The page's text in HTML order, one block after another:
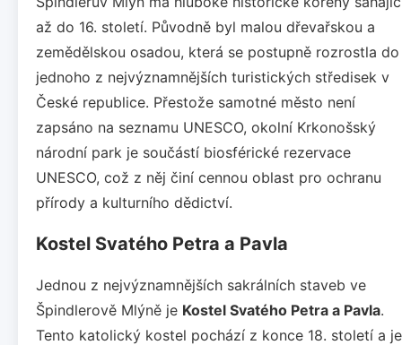
až do 16. století. Původně byl malou dřevařskou a
zemědělskou osadou, která se postupně rozrostla do
jednoho z nejvýznamnějších turistických středisek v
České republice. Přestože samotné město není
zapsáno na seznamu UNESCO, okolní Krkonošský
národní park je součástí biosférické rezervace
UNESCO, což z něj činí cennou oblast pro ochranu
přírody a kulturního dědictví.
Kostel Svatého Petra a Pavla
Jednou z nejvýznamnějších sakrálních staveb ve
Špindlerově Mlýně je Kostel Svatého Petra a Pavla.
Tento katolický kostel pochází z konce 18. století a je